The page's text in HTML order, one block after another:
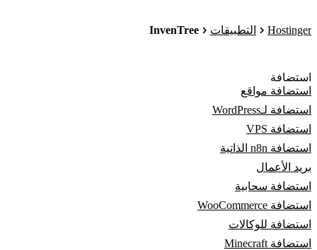
Hostinger التطبيقات InvenTree
استضافة
استضافة مواقع
استضافة لـWordPress
استضافة VPS
استضافة n8n الذاتية
بريد الأعمال
استضافة سحابية
استضافة WooCommerce
استضافة للوكالات
استضافة Minecraft